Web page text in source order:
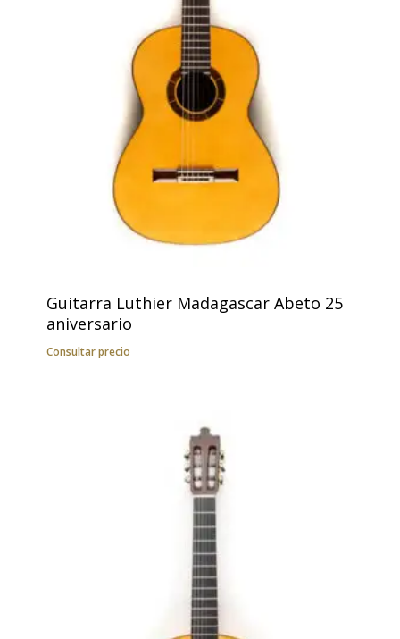
Guitarra Luthier Madagascar Abeto 25
aniversario
Consultar precio